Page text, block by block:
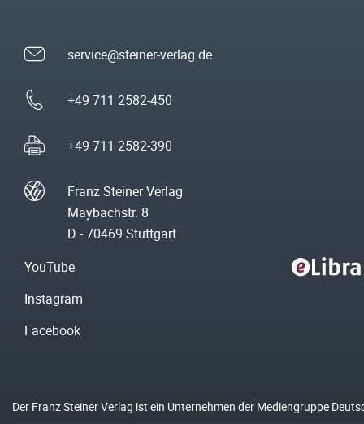
service@steiner-verlag.de
+49 711 2582-450
+49 711 2582-390
Franz Steiner Verlag
Maybachstr. 8
D - 70469 Stuttgart
YouTube
Instagram
Facebook
Der Franz Steiner Verlag ist ein Unternehmen der Mediengruppe